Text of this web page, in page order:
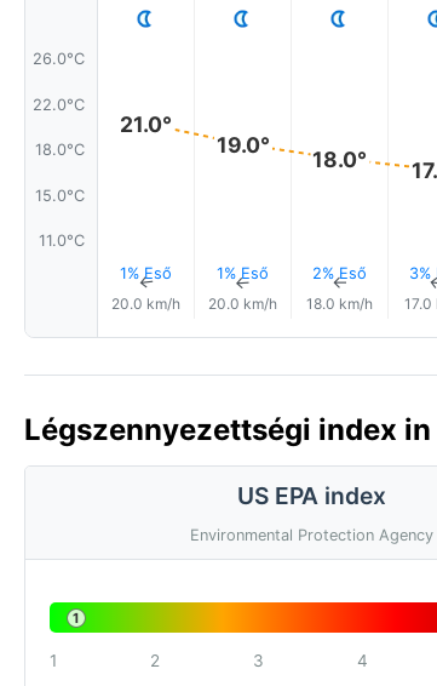
26.0°C
22.0°C
18.0°C
15.0°C
11.0°C
21.0°
1% Eső
↑
20.0 km/h
19.0°
1% Eső
↑
20.0 km/h
18.0°
2% Eső
↑
18.0 km/h
3%
17.0
Légszennyezettségi index
US EPA index
Environmental Protection Agency
1
1 2 3 4